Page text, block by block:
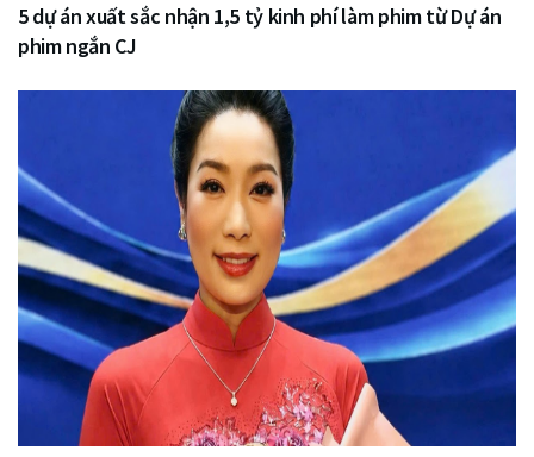
5 dự án xuất sắc nhận 1,5 tỷ kinh phí làm phim từ Dự án
phim ngắn CJ